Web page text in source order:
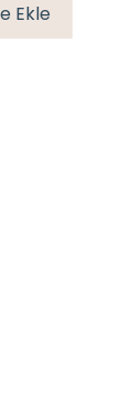
Ekle